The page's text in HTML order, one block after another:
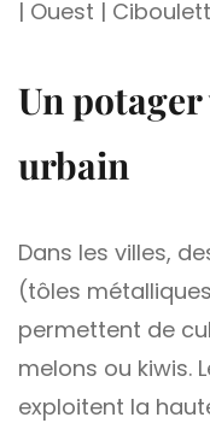
| Ouest |
Un
urbain
Dans les villes,
(tôles
permettent de
melons ou kiwis.
exploitent la